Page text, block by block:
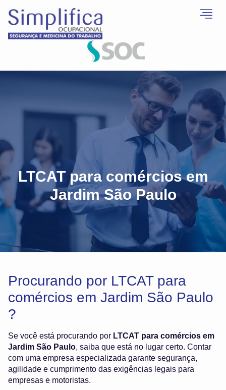
LTCAT para comércios em
Jardim São Paulo
Procurando por LTCAT para
comércios em Jardim São Paulo
?
Se você está procurando por LTCAT para comércios em
Jardim São Paulo, saiba que está no lugar certo. Contar
com uma empresa especializada garante segurança,
agilidade e cumprimento das exigências legais para
empresas e motoristas.